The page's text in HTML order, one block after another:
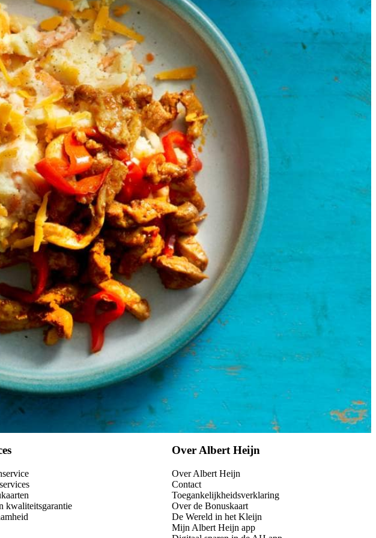
kwaliteitsgarantie
Over Albert Heijn
Over Albert Heijn
Contact
Toegankelijkheidsverklaring
Over de Bonuskaart
De Wereld in het Kleijn
Mijn Albert Heijn app